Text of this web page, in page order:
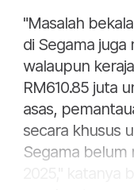
"Masalah
di Segama
walaupun
RM610.85 juta
asas,
secara khusus
Segama belum